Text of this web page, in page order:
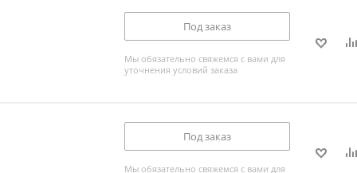
Под заказ
Мы обязательно свяжемся с вами для
уточнения условий заказа
Под заказ
Мы обязательно свяжемся с вами для